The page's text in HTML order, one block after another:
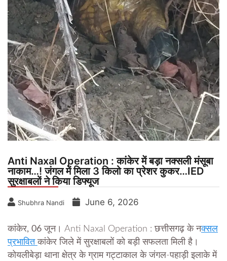
Anti Naxal Operation : कांकेर में बड़ा नक्सली मंसूबा
नाकाम…! जंगल में मिला 3 किलो का प्रेशर कुकर…IED
सुरक्षाबलों ने किया डिफ्यूज
Shubhra Nandi June 6, 2026
कांकेर, 06 जून। Anti Naxal Operation : छत्तीसगढ़ के नक्सल
प्रभावितकांकेर जिले में सुरक्षाबलों को बड़ी सफलता मिली है।
कोयलीबेड़ा थाना क्षेत्र के ग्राम गट्टाकाल के जंगल-पहाड़ी इलाके में